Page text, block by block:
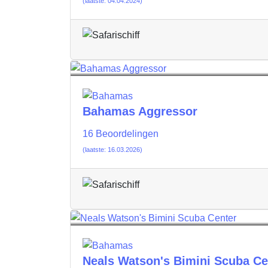
Bahamas Aggressor
16 Beoordelingen
(laatste: 16.03.2026)
Neals Watson's Bimini Scuba